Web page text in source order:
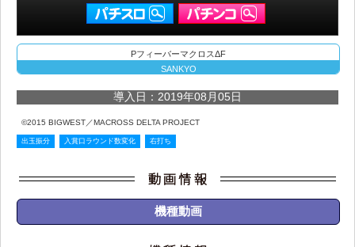
PフィーバーマクロスΔF
SANKYO
導入日：2019年08月05日
©2015 BIGWEST／MACROSS DELTA PROJECT
出玉振分 入賞口ラウンド数変化 右打ち
機種動画